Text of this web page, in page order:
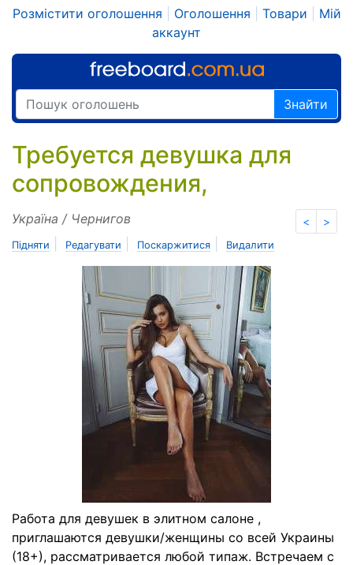
Розмістити оголошення Оголошення Товари
Мій
аккаунт
Знайти
Требуется девушка для
сопровождения,
< >
Україна / Чернигов
Підняти Редагувати Поскаржитися Видалити
Работа для девушек в элитном салоне ,
приглашаются девушки/женщины со всей Украины
(18+), рассматривается любой типаж. Встречаем с